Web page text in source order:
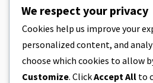
CBD
Pasta per
commestibili
semplici da
5 MINUTI DI
We respect your privacy
Cookies help us improve your
personalized content, and
choose which cookies to allow
Customize. ClickAccept All to